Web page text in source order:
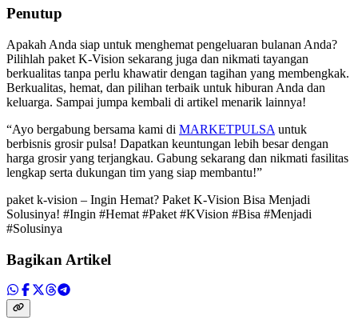
Penutup
Apakah Anda siap untuk menghemat pengeluaran bulanan Anda?
Pilihlah paket K-Vision sekarang juga dan nikmati tayangan
berkualitas tanpa perlu khawatir dengan tagihan yang membengkak.
Berkualitas, hemat, dan pilihan terbaik untuk hiburan Anda dan
keluarga. Sampai jumpa kembali di artikel menarik lainnya!
“Ayo bergabung bersama kami di MARKETPULSA untuk
berbisnis grosir pulsa! Dapatkan keuntungan lebih besar dengan
harga grosir yang terjangkau. Gabung sekarang dan nikmati fasilitas
lengkap serta dukungan tim yang siap membantu!”
paket k-vision – Ingin Hemat? Paket K-Vision Bisa Menjadi
Solusinya! #Ingin #Hemat #Paket #KVision #Bisa #Menjadi
#Solusinya
Bagikan Artikel